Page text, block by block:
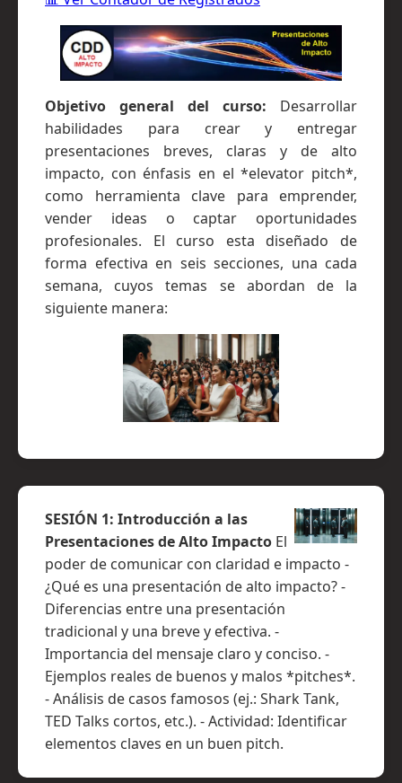
Objetivo general del curso: Desarrollar
habilidades para crear y entregar
presentaciones breves, claras y de alto
impacto, con énfasis en el *elevator pitch*,
como herramienta clave para emprender,
vender ideas o captar oportunidades
profesionales. El curso esta diseñado de
forma efectiva en seis secciones, una cada
semana, cuyos temas se abordan de la
siguiente manera:
SESIÓN 1: Introducción a las
Presentaciones de Alto Impacto El
poder de comunicar con claridad e impacto -
¿Qué es una presentación de alto impacto? -
Diferencias entre una presentación
tradicional y una breve y efectiva. -
Importancia del mensaje claro y conciso. -
Ejemplos reales de buenos y malos *pitches*.
- Análisis de casos famosos (ej.: Shark Tank,
TED Talks cortos, etc.). - Actividad: Identificar
elementos claves en un buen pitch.